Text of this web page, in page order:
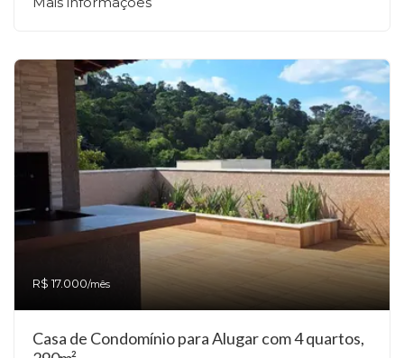
R$ 17.000/mês
Casa de Condomínio para Alugar com 4 quartos,